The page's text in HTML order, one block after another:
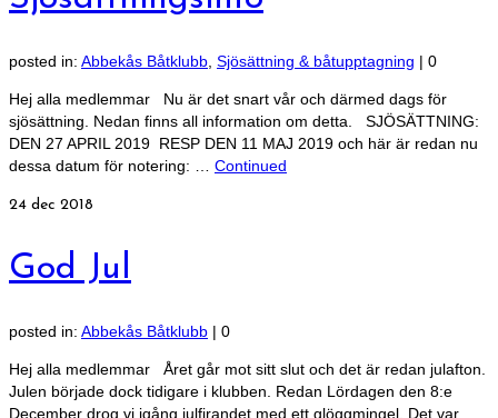
posted in: Abbekås Båtklubb, Sjösättning & båtupptagning | 0
Hej alla medlemmar Nu är det snart vår och därmed dags för
sjösättning. Nedan finns all information om detta. SJÖSÄTTNING:
DEN 27 APRIL 2019 RESP DEN 11 MAJ 2019 och här är redan nu
dessa datum för notering: … Continued
24 dec 2018
God Jul
posted in: Abbekås Båtklubb | 0
Hej alla medlemmar Året går mot sitt slut och det är redan julafton.
Julen började dock tidigare i klubben. Redan Lördagen den 8:e
December drog vi igång julfirandet med ett glöggmingel. Det var